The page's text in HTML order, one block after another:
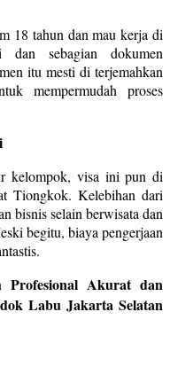
18 tahun dan mau kerja di
sebagian dokumen
itu mesti di terjemahkan
mempermudah proses
kelompok, visa ini pun di
Tiongkok. Kelebihan dari
bisnis selain berwisata dan
begitu, biaya pengerjaan
Profesional Akurat dan
Labu Jakarta Selatan